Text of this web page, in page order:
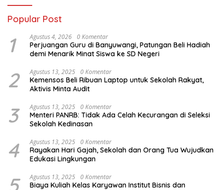
Popular Post
1 Agustus 4, 2026 0 Komentar
Perjuangan Guru di Banyuwangi, Patungan Beli Hadiah
demi Menarik Minat Siswa ke SD Negeri
2 Agustus 13, 2025 0 Komentar
Kemensos Beli Ribuan Laptop untuk Sekolah Rakyat,
Aktivis Minta Audit
3 Agustus 13, 2025 0 Komentar
Menteri PANRB: Tidak Ada Celah Kecurangan di Seleksi
Sekolah Kedinasan
4 Agustus 13, 2025 0 Komentar
Rayakan Hari Gajah, Sekolah dan Orang Tua Wujudkan
Edukasi Lingkungan
5 Agustus 13, 2025 0 Komentar
Biaya Kuliah Kelas Karyawan Institut Bisnis dan